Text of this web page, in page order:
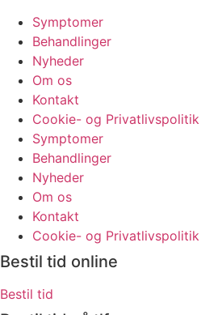
Symptomer
Behandlinger
Nyheder
Om os
Kontakt
Cookie- og Privatlivspolitik
Symptomer
Behandlinger
Nyheder
Om os
Kontakt
Cookie- og Privatlivspolitik
Bestil tid online
Bestil tid